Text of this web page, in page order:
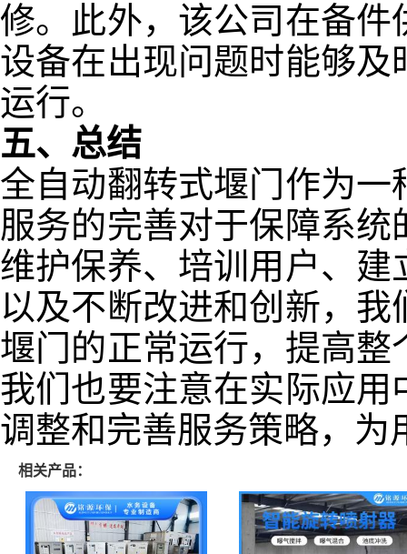
修。此外，该公司在备
设备在出现问题时能够
运行。
五、总结
全自动翻转式堰门作为
服务的完善对于保障系
维护保养、培训用户、
以及不断改进和创新，
堰门的正常运行，提高
我们也要注意在实际应
调整和完善服务策略，为
相关产品：